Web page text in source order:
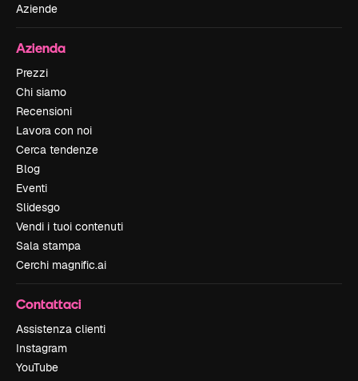
Aziende
Azienda
Prezzi
Chi siamo
Recensioni
Lavora con noi
Cerca tendenze
Blog
Eventi
Slidesgo
Vendi i tuoi contenuti
Sala stampa
Cerchi magnific.ai
Contattaci
Assistenza clienti
Instagram
YouTube